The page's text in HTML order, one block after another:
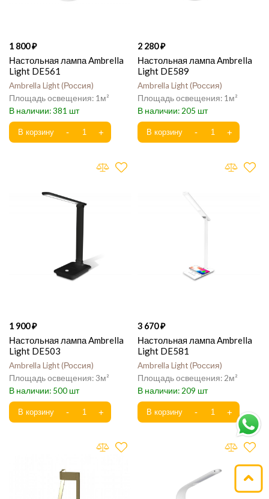
1 800
Настольная лампа Ambrella
Light DE561
Ambrella Light Россия
1
381
2 280
Настольная лампа Ambrella
Light DE589
Ambrella Light Россия
1
205
1 900
Настольная лампа Ambrella
Light DE503
Ambrella Light Россия
3
500
3 670
Настольная лампа Ambrella
Light DE581
Ambrella Light Россия
2
209